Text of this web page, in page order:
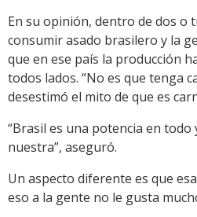
En su opinión, dentro de dos o
consumir asado brasilero y la
que en ese país la producción
todos lados. “No es que tenga
desestimó el mito de que es
“Brasil es una potencia en todo
nuestra”, aseguró.
Un aspecto diferente es que
eso a la gente no le gusta